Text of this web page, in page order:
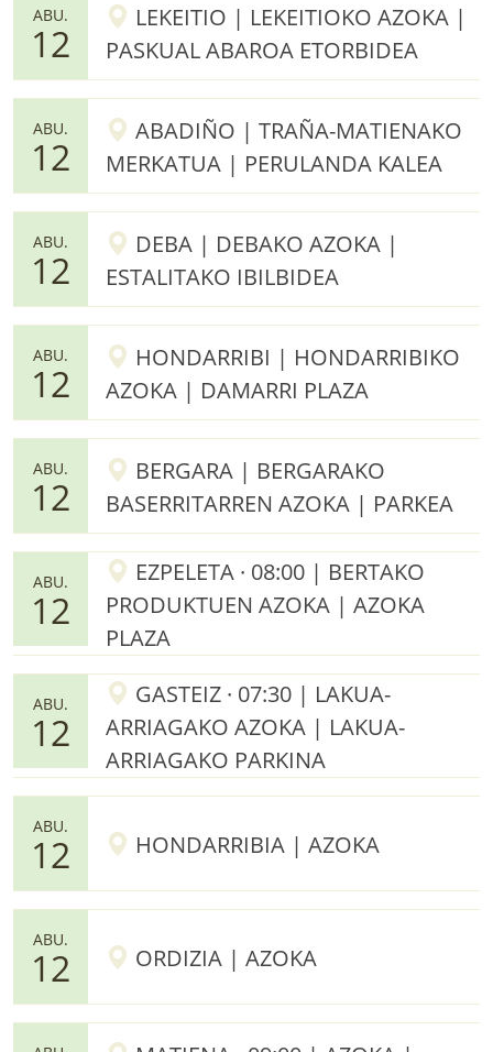
ABU.
12
LEKEITIO | LEKEITIOKO AZOKA |
PASKUAL ABAROA ETORBIDEA
ABU.
12
ABADIÑO | TRAÑA-MATIENAKO
MERKATUA | PERULANDA KALEA
ABU.
12
DEBA | DEBAKO AZOKA |
ESTALITAKO IBILBIDEA
ABU.
12
HONDARRIBI | HONDARRIBIKO
AZOKA | DAMARRI PLAZA
ABU.
12
BERGARA | BERGARAKO
BASERRITARREN AZOKA | PARKEA
ABU.
12
EZPELETA · 08:00 | BERTAKO
PRODUKTUEN AZOKA | AZOKA
PLAZA
ABU.
12
GASTEIZ · 07:30 | LAKUA-
ARRIAGAKO AZOKA | LAKUA-
ARRIAGAKO PARKINA
ABU.
12 HONDARRIBIA | AZOKA
ABU.
12 ORDIZIA | AZOKA